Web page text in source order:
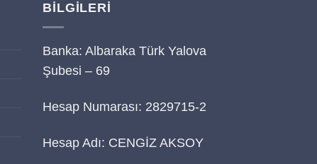
BİLGİLERİ
Banka: Albaraka Türk Yalova
Şubesi – 69
Hesap Numarası: 2829715-2
Hesap Adı: CENGİZ AKSOY